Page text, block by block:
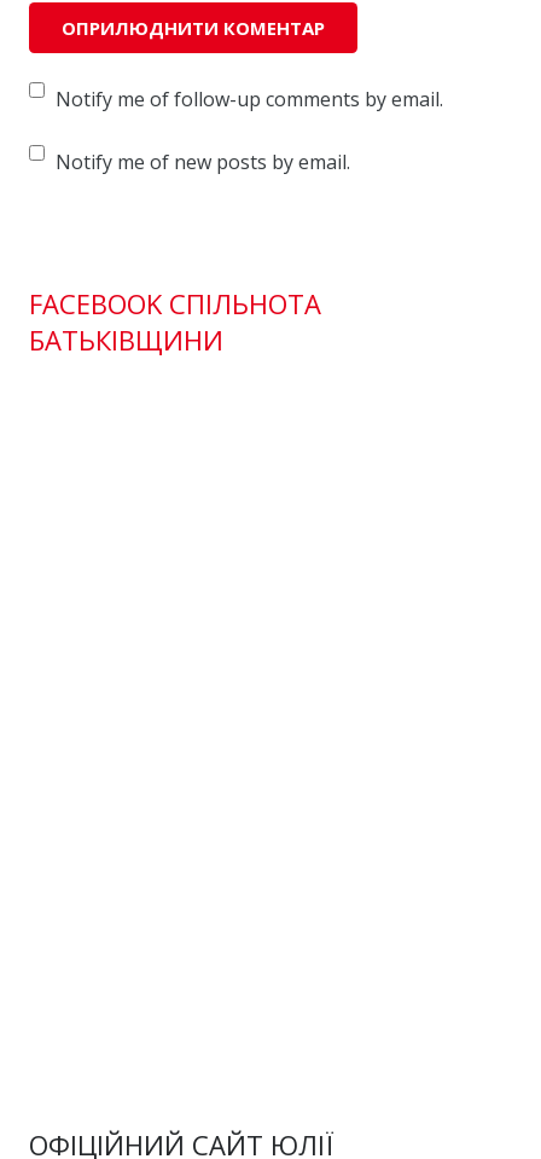
Notify me of follow-up comments by email.
Notify me of new posts by email.
FACEBOOK СПІЛЬНОТА
БАТЬКІВЩИНИ
ОФІЦІЙНИЙ САЙТ ЮЛІЇ